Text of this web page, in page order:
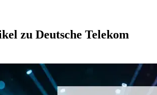
zu Deutsche Telekom